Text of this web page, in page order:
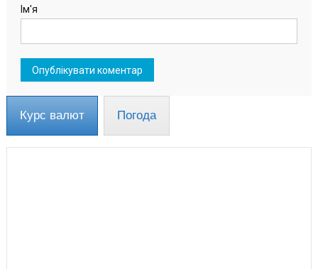
Ім'я
Курс валют Погода